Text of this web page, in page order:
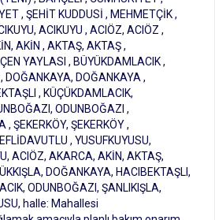
, ŞEHİT KUDDUSİ , MEHMETÇİK ,
ACIKUYU , ACIÖZ, ACIÖZ ,
AKİN , AKTAŞ, AKTAŞ ,
YAYLASI , BÜYÜKDAMLACIK ,
DOĞANKAYA, DOĞANKAYA ,
, KÜÇÜKDAMLACIK,
ODUNBOĞAZI ,
, ŞEKERKÖY, ŞEKERKÖY ,
, YUSUFKUYUSU,
ACIÖZ, AKARCA, AKİN, AKTAŞ,
DOĞANKAYA, HACIBEKTAŞLI,
ODUNBOĞAZI, ŞANLIKIŞLA,
halle: Mahallesi